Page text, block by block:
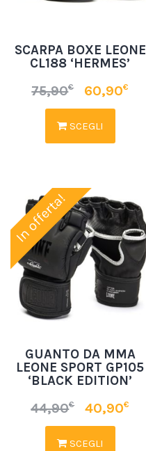
SCARPA BOXE LEONE
CL188 ‘HERMES’
75,90€ 60,90€
SCEGLI
In offerta!
GUANTO DA MMA
LEONE SPORT GP105
‘BLACK EDITION’
44,90€ 40,90€
SCEGLI